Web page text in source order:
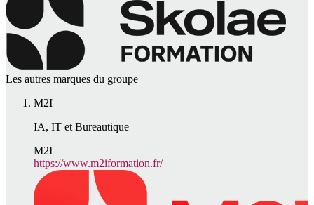
Les autres marques du groupe
M2I
IA, IT et Bureautique
M2I
https://www.m2iformation.fr/